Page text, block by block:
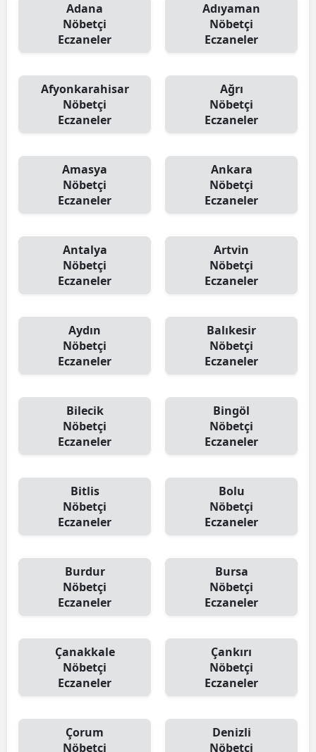
Adana
Nöbetçi
Eczaneler
Adıyaman
Nöbetçi
Eczaneler
Afyonkarahisar
Nöbetçi
Eczaneler
Ağrı
Nöbetçi
Eczaneler
Amasya
Nöbetçi
Eczaneler
Ankara
Nöbetçi
Eczaneler
Antalya
Nöbetçi
Eczaneler
Artvin
Nöbetçi
Eczaneler
Aydın
Nöbetçi
Eczaneler
Balıkesir
Nöbetçi
Eczaneler
Bilecik
Nöbetçi
Eczaneler
Bingöl
Nöbetçi
Eczaneler
Bitlis
Nöbetçi
Eczaneler
Bolu
Nöbetçi
Eczaneler
Burdur
Nöbetçi
Eczaneler
Bursa
Nöbetçi
Eczaneler
Çanakkale
Nöbetçi
Eczaneler
Çankırı
Nöbetçi
Eczaneler
Çorum
Nöbetçi
Denizli
Nöbetçi